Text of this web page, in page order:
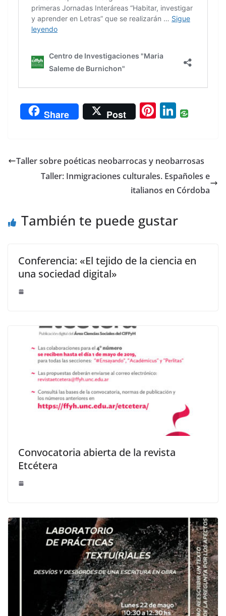
Share Post Pi
e
st
Li
e
dI
n
Taller sobre poéticas neobarrocas y neobarrosas
Taller: Inmigraciones culturales. Españoles e
italianos en Córdoba
También te puede gustar
Conferencia: «El tejido de la ciencia en
una sociedad digital»
Convocatoria abierta de la revista
Etcétera